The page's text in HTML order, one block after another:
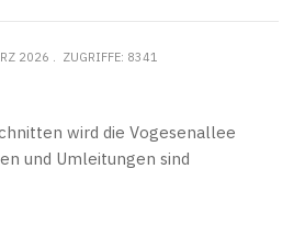
2026 ZUGRIFFE: 8341
wird die Vogesenallee
und Umleitungen sind